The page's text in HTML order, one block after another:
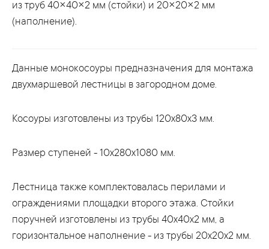
из труб 40×40×2 мм (стойки) и 20×20×2 мм
(наполнение).
Данные монокосоуры предназначения для монтажа
двухмаршевой лестницы в загородном доме.
Косоуры изготовлены из трубы 120х80х3 мм.
Размер ступеней - 10х280х1080 мм.
Лестница также комплектовалась перилами и
ограждениями площадки второго этажа. Стойки
поручней изготовлены из трубы 40х40х2 мм, а
горизонтальное наполнение - из трубы 20х20х2 мм.